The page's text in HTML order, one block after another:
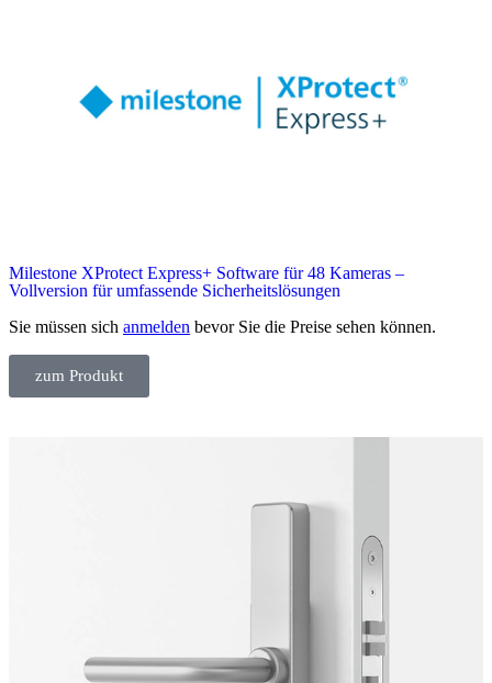
Milestone XProtect Express+ Software für 48 Kameras –
Vollversion für umfassende Sicherheitslösungen
Sie müssen sich anmelden bevor Sie die Preise sehen können.
zum Produkt